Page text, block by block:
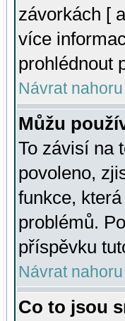
závorkách [
více
prohlédnout
Návrat nahoru
Můžu
To závisí na
povoleno,
funkce,
problémů.
příspěvku
Návrat nahoru
Co to jsou